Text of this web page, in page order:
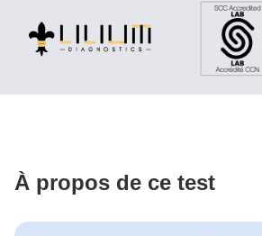
À propos de ce test